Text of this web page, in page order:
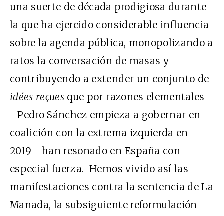
una suerte de década prodigiosa durante
la que ha ejercido considerable influencia
sobre la agenda pública, monopolizando a
ratos la conversación de masas y
contribuyendo a extender un conjunto de
idées reçues que por razones elementales
–Pedro Sánchez empieza a gobernar en
coalición con la extrema izquierda en
2019– han resonado en España con
especial fuerza. Hemos vivido así las
manifestaciones contra la sentencia de La
Manada, la subsiguiente reformulación